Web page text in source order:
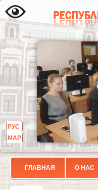
РУС
МАР
ГЛАВНАЯ О НАС